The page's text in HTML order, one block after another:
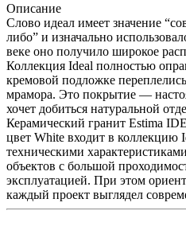
Описание
Слово идеал имеет значение
либо” и изначально
веке оно получило широкое
Коллекция Ideal полностью
кремовой подложке
мрамора. Это покрытие —
хочет добиться натуральной
Керамический гранит Estima
цвет White входит в
техническими
объектов с большой
эксплуатацией. При этом
каждый проект выглядел